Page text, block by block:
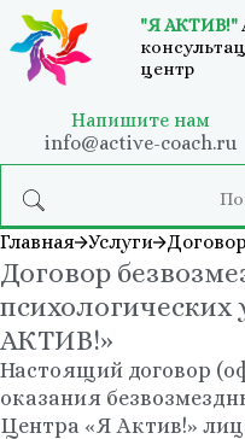
"Я АКТИВ!"
центр
Напишите нам
info@active-coach.ru
Главная Услуги
Договор
АКТИВ!»
Настоящий договор
оказания
Центра «Я Актив!»